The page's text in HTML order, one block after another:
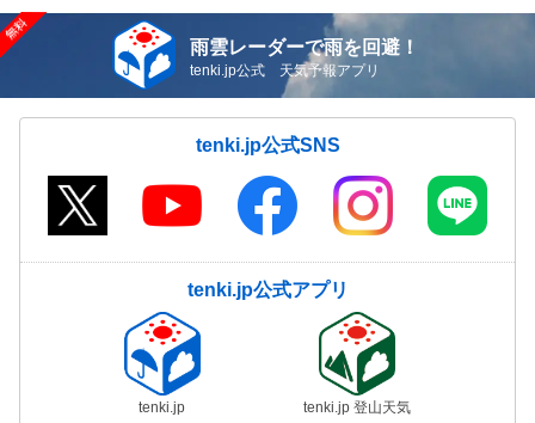
雨雲レーダーで雨を回避！
tenki.jp公式 天気予報アプリ
tenki.jp公式SNS
tenki.jp公式アプリ
tenki.jp tenki.jp 登山天気